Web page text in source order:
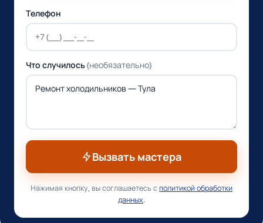
Телефон
Что случилось(необязательно)
Вызвать мастера
Нажимая кнопку, вы соглашаетесь сполитикой обработки
данных.